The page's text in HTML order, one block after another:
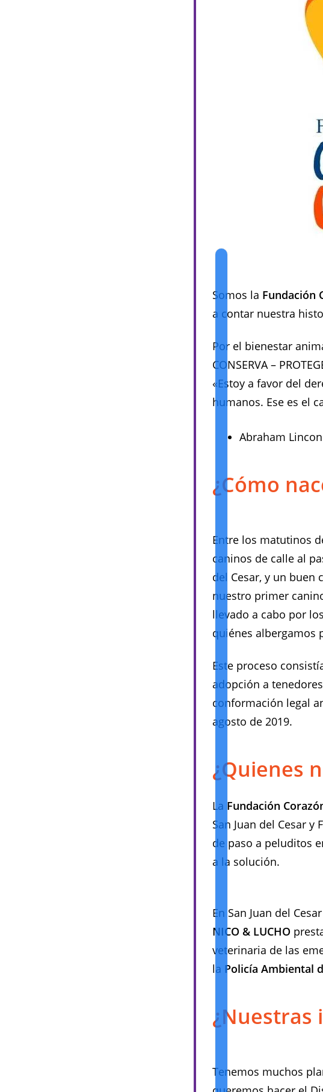
Somos la Fundación
a contar nuestra
Por el bienestar
CONSERVA –
«Estoy a favor del
humanos. Ese es el
Abraham Lincon
¿Cómo
Entre los matutinos
caninos de calle al
del Cesar, y un buen
nuestro primer
llevado a cabo por
quiénes albergamos
Este proceso
adopción a
conformación legal
agosto de 2019.
¿Quienes
La Fundación
San Juan del Cesar
de paso a peluditos
a la solución.
En San Juan del
NICO & LUCHO
veterinaria de las
la Policía Ambiental
¿Nuestras
Tenemos muchos